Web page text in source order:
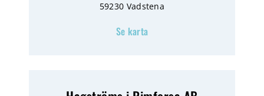
59230 Vadstena
Se karta